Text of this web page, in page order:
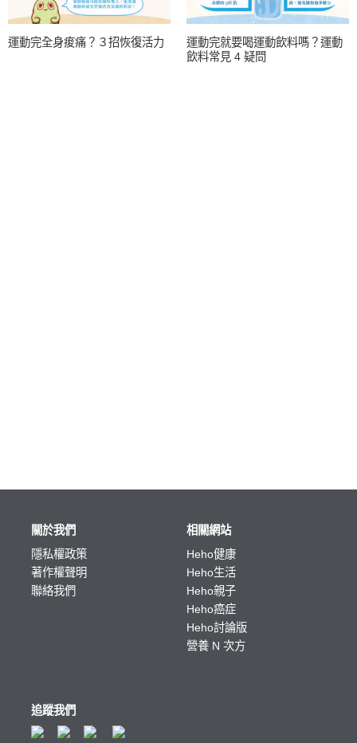
運動完全身痠痛？３招恢復活力
運動完就要喝運動飲料嗎？運動
飲料常見 4 疑問
關於我們
隱私權政策
著作權聲明
聯絡我們
相關網站
Heho健康
Heho生活
Heho親子
Heho癌症
Heho討論版
營養 N 次方
追蹤我們